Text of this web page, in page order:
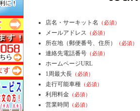
店名・サーキット名 （必須）
メールアドレス （必須）
所在地（郵便番号、住所） （必須）
連絡先電話番号 （必須）
ホームページURL
1周最大長 （必須）
走行可能車種 （必須）
利用料金 （必須）
営業時間 （必須）